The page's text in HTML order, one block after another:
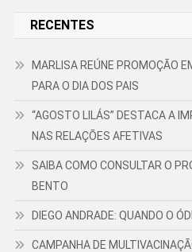
RECENTES
MARLISA REÚNE PROMOÇÃO
PARA O DIA DOS PAIS
“AGOSTO LILÁS” DESTACA A
NAS RELAÇÕES AFETIVAS
SAIBA COMO CONSULTAR O
BENTO
DIEGO ANDRADE: QUANDO O
CAMPANHA DE